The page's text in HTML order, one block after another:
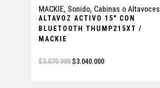
MACKIE, Sonido, Cabinas o Altavoces
ALTAVOZ ACTIVO 15″ CON
BLUETOOTH THUMP215XT /
MACKIE
$3.070.000$3.040.000